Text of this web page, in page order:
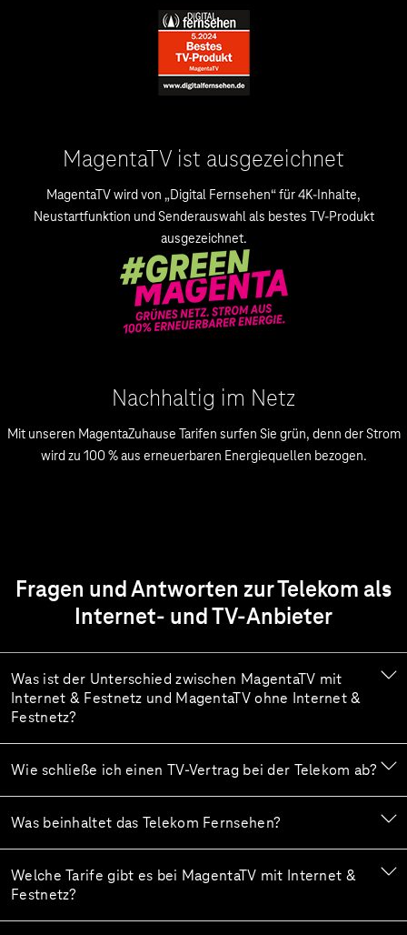
MagentaTV ist ausgezeichnet
MagentaTV wird von „Digital Fernsehen“ für 4K-Inhalte,
Neustartfunktion und Senderauswahl als bestes TV-Produkt
ausgezeichnet.
Nachhaltig im Netz
Mit unseren MagentaZuhause Tarifen surfen Sie grün, denn der Strom
wird zu 100 % aus erneuerbaren Energiequellen bezogen.
Fragen und Antworten zur Telekom als
Internet- und TV-Anbieter
Was ist der Unterschied zwischen MagentaTV mit
Internet & Festnetz und MagentaTV ohne Internet &
Festnetz?
Wie schließe ich einen TV-Vertrag bei der Telekom ab?
Was beinhaltet das Telekom Fernsehen?
Welche Tarife gibt es bei MagentaTV mit Internet &
Festnetz?